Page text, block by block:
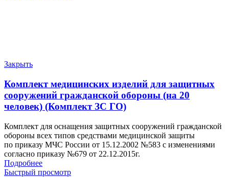
Закрыть
Комплект медицинских изделий для защитных
сооружений гражданской обороны (на 20
человек) (Комплект ЗС ГО)
Комплект для оснащения защитных сооружений гражданской
обороны всех типов средствами медицинской защиты
по приказу МЧС России от 15.12.2002 №583 с изменениями
согласно приказу №679 от 22.12.2015г.
Подробнее
Быстрый просмотр